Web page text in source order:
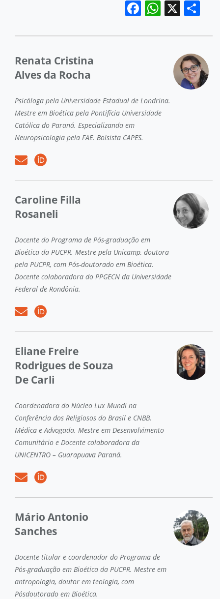
Facebook
X
Renata Cristina
Alves da Rocha
Psicóloga pela Universidade Estadual de Londrina.
Mestre em Bioética pela Pontifícia Universidade
Católica do Paraná. Especializanda em
Neuropsicologia pela FAE. Bolsista CAPES.
Caroline Filla
Rosaneli
Docente do Programa de Pós-graduação em
Bioética da PUCPR. Mestre pela Unicamp, doutora
pela PUCPR, com Pós-doutorado em Bioética.
Docente colaboradora do PPGECN da Universidade
Federal de Rondônia.
Eliane Freire
Rodrigues de Souza
De Carli
Coordenadora do Núcleo Lux Mundi na
Conferência dos Religiosos do Brasil e CNBB.
Médica e Advogada. Mestre em Desenvolvimento
Comunitário e Docente colaboradora da
UNICENTRO – Guarapuava Paraná.
Mário Antonio
Sanches
Docente titular e coordenador do Programa de
Pós-graduação em Bioética da PUCPR. Mestre em
antropologia, doutor em teologia, com
Pósdoutorado em Bioética.